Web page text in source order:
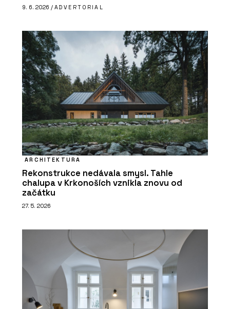
9. 6. 2026 / ADVERTORIAL
ARCHITEKTURA
Rekonstrukce nedávala smysl. Tahle
chalupa v Krkonoších vznikla znovu od
začátku
27. 5. 2026